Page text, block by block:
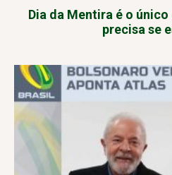
Dia da Mentira é o
precisa se